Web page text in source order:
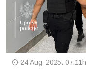
24 Aug, 2025. 07:11h